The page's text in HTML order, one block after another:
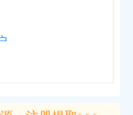
，注册提取>>>